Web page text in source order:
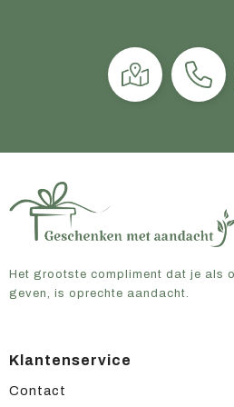
Het grootste compliment dat je als
geven, is oprechte aandacht.
Klantenservice
Contact